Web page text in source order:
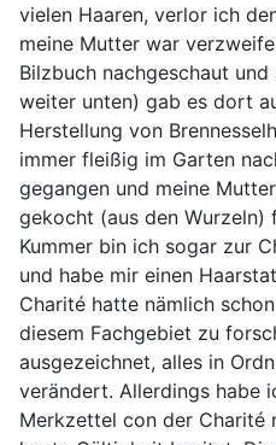
vielen Haaren, verlor ich
meine Mutter war
Bilzbuch nachgeschaut
weiter unten) gab es dort
Herstellung von
immer fleißig im Garten
gegangen und meine
gekocht (aus den Wurzeln)
Kummer bin ich sogar zur
und habe mir einen
Charité hatte nämlich
diesem Fachgebiet zu
ausgezeichnet, alles in
verändert. Allerdings habe
Merkzettel con der Charité